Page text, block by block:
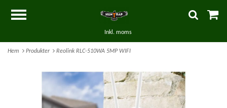
Hem Produkter Reolink RLC-510WA 5MP WIFI
Inkl. moms